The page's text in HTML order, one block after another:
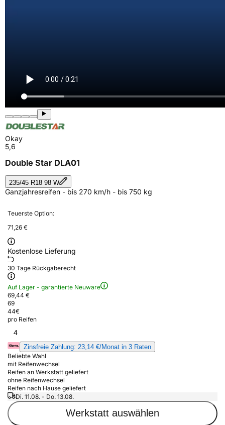
Okay
5,6
Double Star DLA01
235/45 R18 98 W
Ganzjahresreifen - bis 270 km/h - bis 750 kg
Teuerste Option:
71,26 €
Kostenlose Lieferung
30 Tage Rückgaberecht
Auf Lager - garantierte Neuware
69,44 €
69
44€
pro Reifen
4
Zinsfreie Zahlung: 23,14 €/Monat in 3 Raten
Beliebte Wahl
mit Reifenwechsel
Reifen an Werkstatt geliefert
ohne Reifenwechsel
Reifen nach Hause geliefert
Di. 11.08. - Do. 13.08.
Werkstatt auswählen